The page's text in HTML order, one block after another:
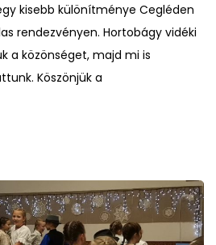
kisebb különítménye Cegléden
rendezvényen. Hortobágy vidéki
a közönséget, majd mi is
Köszönjük a